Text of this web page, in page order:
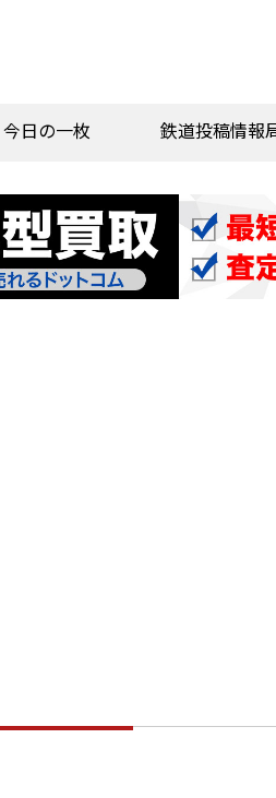
今日の一枚 鉄道投稿情報